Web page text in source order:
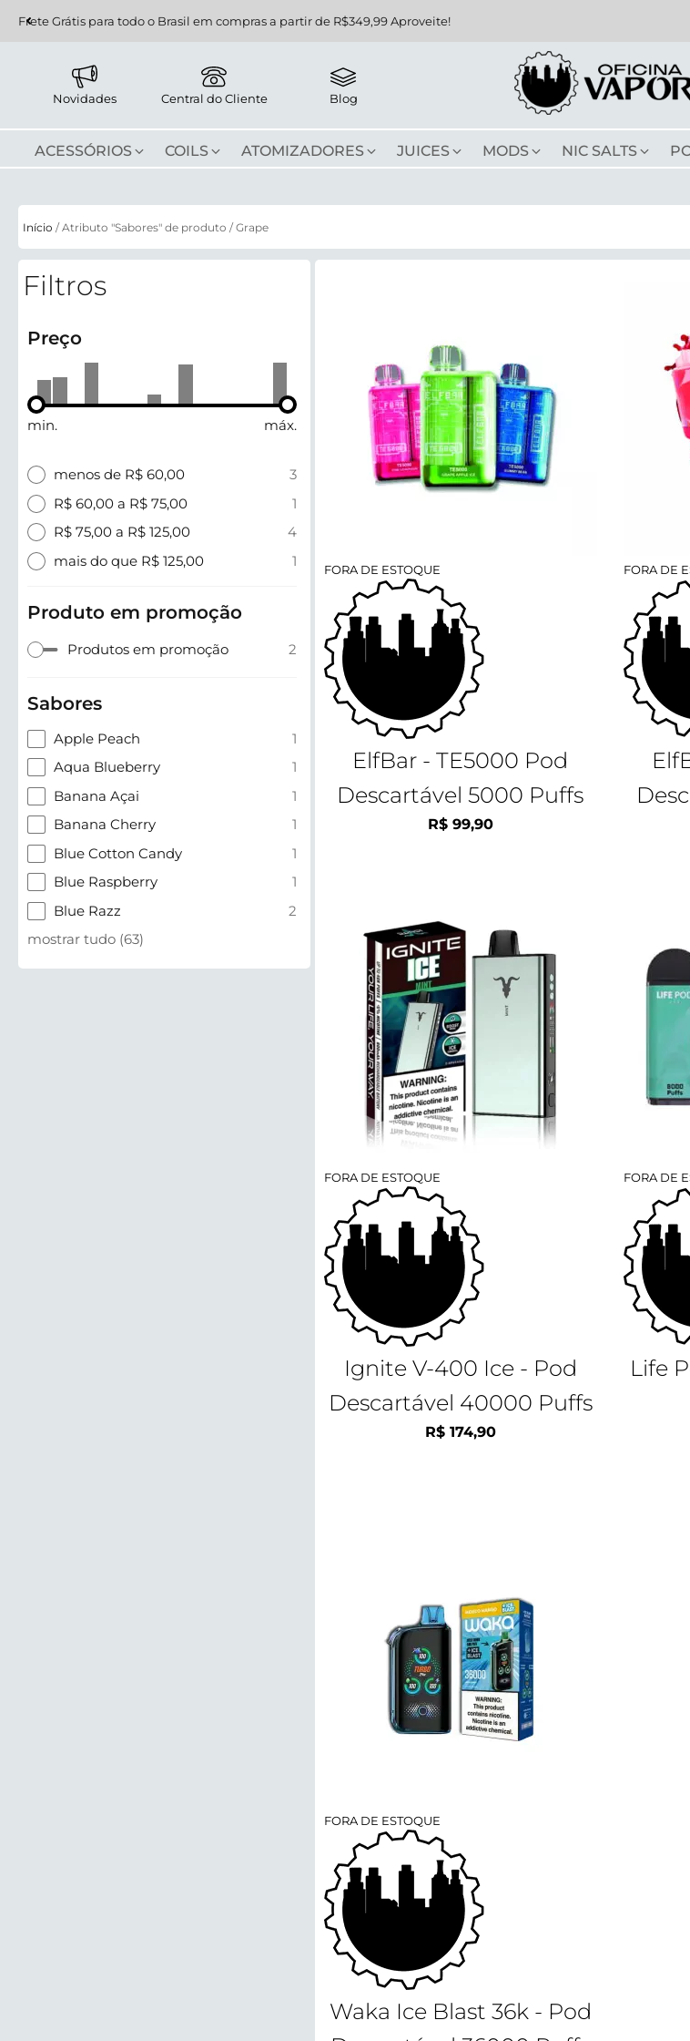
Frete Grátis para todo o Brasil em compras a partir de R$349,99 Aproveite!
Novidades Central do Cliente Blog
ACESSÓRIOS COILS ATOMIZADORES JUICES MODS NIC SALTS
Início / Atributo "Sabores" de produto / Grape
Filtros
Preço
min. máx.
menos de R$ 60,00
3
R$ 60,00 a R$ 75,00
1
R$ 75,00 a R$ 125,00
4
mais do que R$ 125,00
1
Produto em promoção
Produtos em promoção 2
Sabores
Apple Peach
1
Aqua Blueberry
1
Banana Açai
1
Banana Cherry
1
Blue Cotton Candy
1
Blue Raspberry
1
Blue Razz
2
mostrar tudo (63)
FORA DE ESTOQUE
ElfBar - TE5000 Pod
Descartável 5000 Puffs
R$99,90
FORA DE
FORA DE ESTOQUE
Ignite V-400 Ice - Pod
Descartável 40000 Puffs
R$174,90
FORA DE
Life
FORA DE ESTOQUE
Waka Ice Blast 36k - Pod